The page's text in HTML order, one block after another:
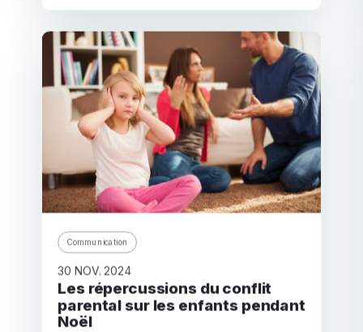
Communication
30 NOV. 2024
Les répercussions du conflit
parental sur les enfants pendant
Noël